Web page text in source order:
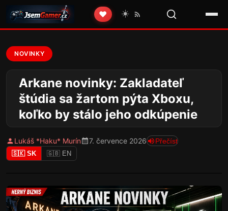
❤️ ☀️
NOVINKY
Arkane novinky: Zakladateľ
štúdia sa žartom pýta Xboxu,
koľko by stálo jeho odkúpenie
Lukáš *Haku* Murín 7. července 2026 Přečíst
🇸🇰 SK 🇬🇧 EN